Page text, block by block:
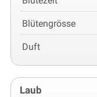
Blütengrösse
Duft
Laub